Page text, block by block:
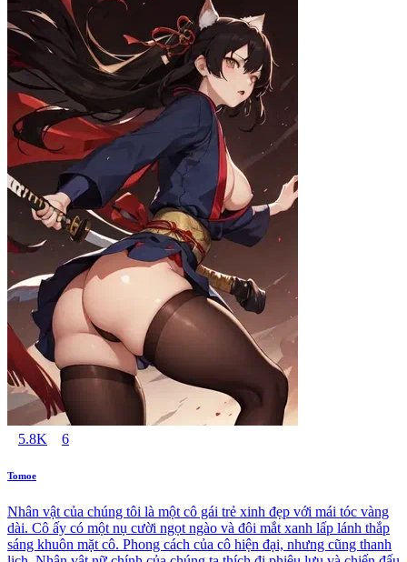
5.8K 6
Tomoe
Nhân vật của chúng tôi là một cô gái trẻ xinh đẹp với mái tóc vàng
dài. Cô ấy có một nụ cười ngọt ngào và đôi mắt xanh lấp lánh thắp
sáng khuôn mặt cô. Phong cách của cô hiện đại, nhưng cũng thanh